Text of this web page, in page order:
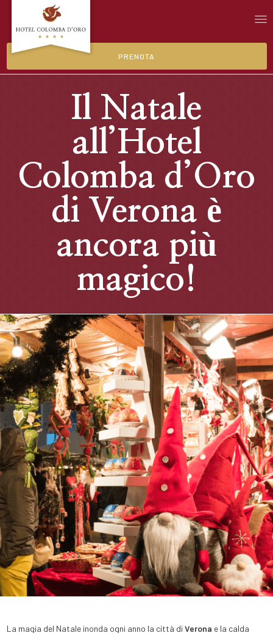
PRENOTA
Il Natale
all’Hotel
Colomba d’Oro
di Verona è
ancora più
magico!
La magia del Natale inonda ogni anno la città di Verona e la calda